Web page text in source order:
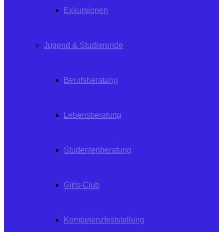
Exkursionen
Jugend & Studierende
Berufsberatung
Lebensberatung
Studentenberatung
Girls-Club
Kompetenzfeststellung